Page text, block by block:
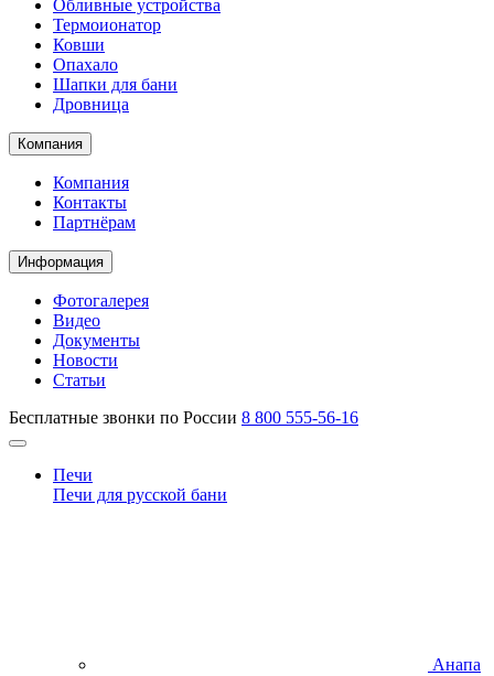
Обливные устройства
Термоионатор
Ковши
Опахало
Шапки для бани
Дровница
Компания
Компания
Контакты
Партнёрам
Информация
Фотогалерея
Видео
Документы
Новости
Статьи
Бесплатные звонки по России 8 800 555-56-16
Печи
Печи для русской бани
Анапа